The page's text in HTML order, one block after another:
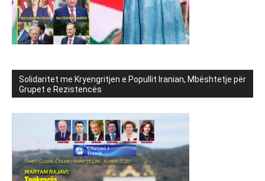
Solidaritet me Kryengritjen e Popullit Iranian, Mbështetje për
Grupet e Rezistencës